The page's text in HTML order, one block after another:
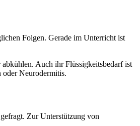
Folgen. Gerade im Unterricht ist
Auch ihr Flüssigkeitsbedarf ist
Neurodermitis.
Zur Unterstützung von